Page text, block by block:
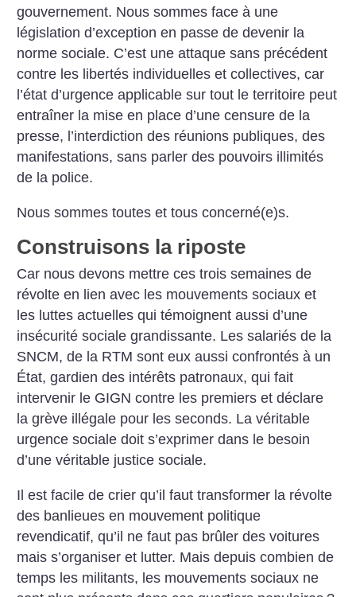
gouvernement. Nous sommes face à une
législation d’exception en passe de devenir la
norme sociale. C’est une attaque sans précédent
contre les libertés individuelles et collectives, car
l’état d’urgence applicable sur tout le territoire peut
entraîner la mise en place d’une censure de la
presse, l’interdiction des réunions publiques, des
manifestations, sans parler des pouvoirs illimités
de la police.
Nous sommes toutes et tous concerné(e)s.
Construisons la riposte
Car nous devons mettre ces trois semaines de
révolte en lien avec les mouvements sociaux et
les luttes actuelles qui témoignent aussi d’une
insécurité sociale grandissante. Les salariés de la
SNCM, de la RTM sont eux aussi confrontés à un
État, gardien des intérêts patronaux, qui fait
intervenir le GIGN contre les premiers et déclare
la grève illégale pour les seconds. La véritable
urgence sociale doit s’exprimer dans le besoin
d’une véritable justice sociale.
Il est facile de crier qu’il faut transformer la révolte
des banlieues en mouvement politique
revendicatif, qu’il ne faut pas brûler des voitures
mais s’organiser et lutter. Mais depuis combien de
temps les militants, les mouvements sociaux ne